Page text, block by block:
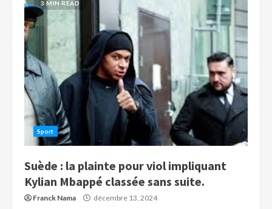
3 MIN READ
Sport
Suède : la plainte pour viol impliquant
Kylian Mbappé classée sans suite.
Franck Nama décembre 13, 2024